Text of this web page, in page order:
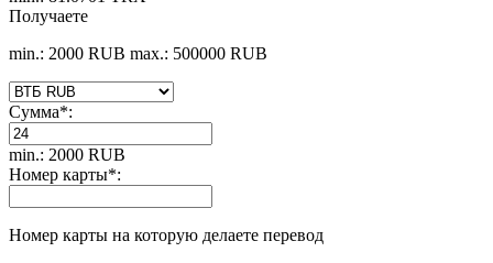
Получаете
min.: 2000 RUB max.: 500000 RUB
Сумма*:
min.: 2000 RUB
Номер карты*:
Номер карты на которую делаете перевод